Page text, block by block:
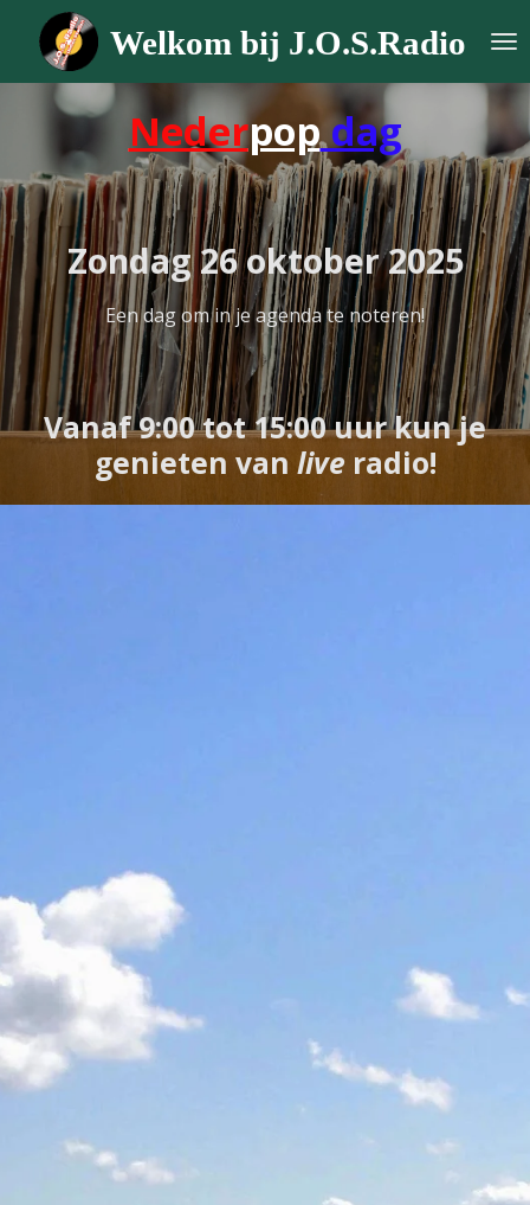
direct
naar
Welkom bij J.O.S.Radio
Nederpopdag
Zondag 26 oktober 2025
Een dag om in je agenda te noteren!
Vanaf 9:00 tot 15:00 uur kun je
genieten van live radio!